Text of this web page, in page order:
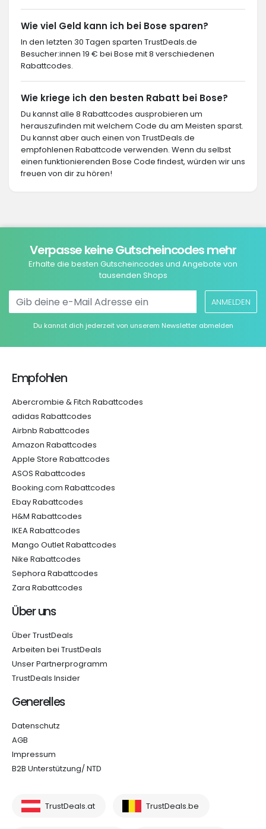
Wie viel Geld kann ich bei Bose sparen?
In den letzten 30 Tagen sparten TrustDeals.de
Besucher:innen 19 € bei Bose mit 8 verschiedenen
Rabattcodes.
Wie kriege ich den besten Rabatt bei Bose?
Du kannst alle 8 Rabattcodes ausprobieren um
herauszufinden mit welchem Code du am Meisten sparst.
Du kannst aber auch einen von TrustDeals.de
empfohlenen Rabattcode verwenden. Wenn du selbst
einen funktionierenden Bose Code findest, würden wir uns
freuen von dir zu hören!
Verpasse keine Gutscheincodes mehr
Erhalte die besten Gutscheincodes und Angebote von
tausenden Shops
ANMELDEN
Du kannst dich jederzeit von unserem Newsletter abmelden
Empfohlen
Abercrombie & Fitch Rabattcodes
adidas Rabattcodes
Airbnb Rabattcodes
Amazon Rabattcodes
Apple Store Rabattcodes
ASOS Rabattcodes
Booking.com Rabattcodes
Ebay Rabattcodes
H&M Rabattcodes
IKEA Rabattcodes
Mango Outlet Rabattcodes
Nike Rabattcodes
Sephora Rabattcodes
Zara Rabattcodes
Über uns
Über TrustDeals
Arbeiten bei TrustDeals
Unser Partnerprogramm
TrustDeals Insider
Generelles
Datenschutz
AGB
Impressum
B2B Unterstützung/ NTD
TrustDeals.at TrustDeals.be